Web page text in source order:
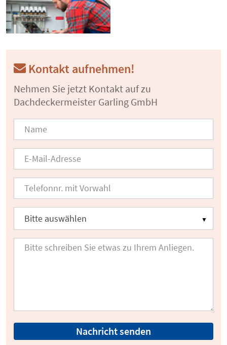
Kontakt aufnehmen!
Nehmen Sie jetzt Kontakt auf zu
Dachdeckermeister Garling GmbH
Nachricht senden